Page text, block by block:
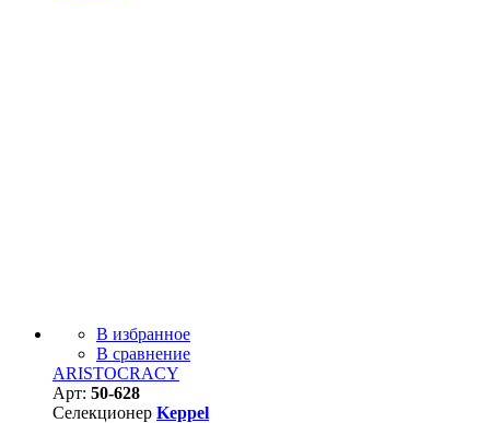
В избранное
В сравнение
ARISTOCRACY
Арт: 50-628
Селекционер Keppel